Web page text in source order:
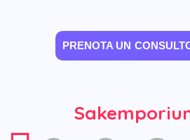
PRENOTA UN